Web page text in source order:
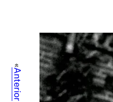
«
Anterior